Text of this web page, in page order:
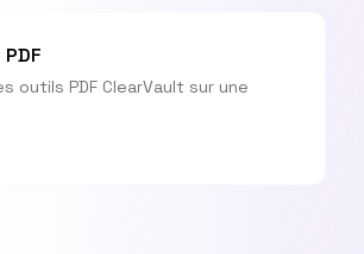
outils PDF ClearVault sur une